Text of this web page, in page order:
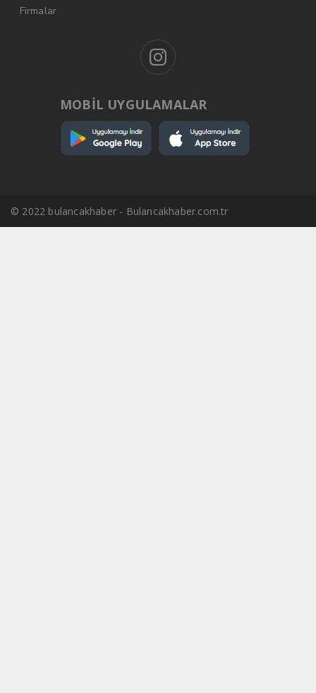
Firmalar
MOBİL UYGULAMALAR
© 2022 bulancakhaber - Bulancakhaber.com.tr